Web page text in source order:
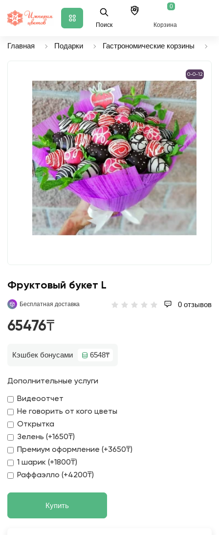
Поиск
Шу 0
Корзина
Главная Подарки Гастрономические корзины
0-0-12
Фруктовый букет L
Бесплатная доставка 0 отзывов
65476₸
Кэшбек бонусами 6548₸
Дополнительные услуги
Видеоотчет
Не говорить от кого цветы
Открытка
Зелень (+1650₸)
Премиум оформление (+3650₸)
1 шарик (+1800₸)
Раффаэлло (+4200₸)
Купить